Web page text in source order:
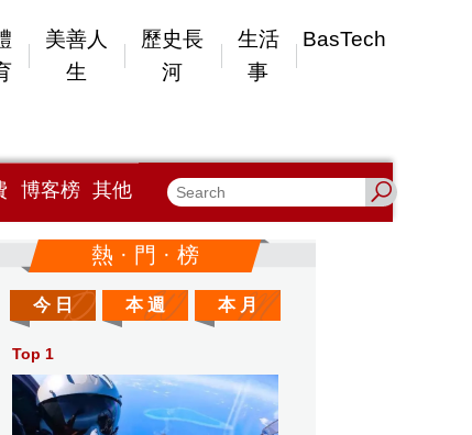
美善人
生
歷史長
河
生活
事
BasTech
博客榜 其他
熱 · 門 · 榜
今 日 本 週 本 月
Top 1